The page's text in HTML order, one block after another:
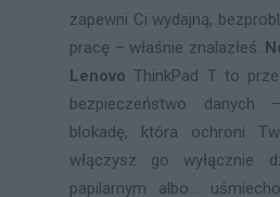
zapewni Ci wydajną,
pracę – właśnie znalazłeś.
Lenovo ThinkPad T to
bezpieczeństwo danych
blokadę, która ochroni
włączysz go wyłącznie
papilarnym albo…